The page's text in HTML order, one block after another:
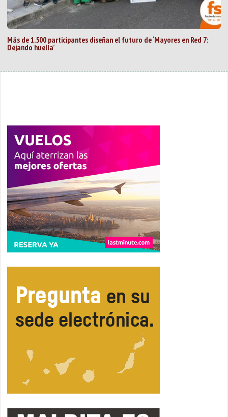
Más de 1.500 participantes diseñan el futuro de ‘Mayores en Red 7:
Dejando huella’